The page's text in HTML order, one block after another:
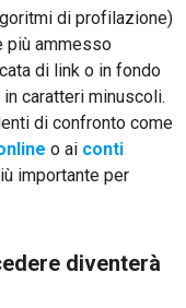
di profilazione)
più ammesso
di link o in fondo
caratteri minuscoli.
di confronto come
o ai conti
importante per
diventerà